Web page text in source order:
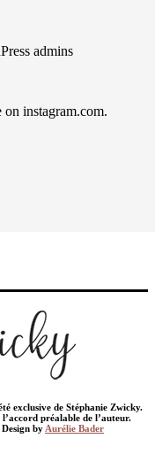
admins
on instagram.com.
exclusive de Stéphanie Zwicky.
préalable de l’auteur.
byAurélie Bader